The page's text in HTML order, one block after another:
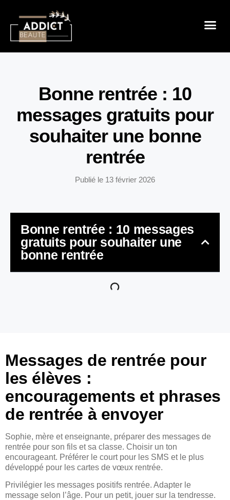
Bonne rentrée : 10
messages gratuits pour
souhaiter une bonne
rentrée
Publié le 13 février 2026
Bonne rentrée : 10 messages
gratuits pour souhaiter une
bonne rentrée
Messages de rentrée pour
les élèves :
encouragements et phrases
de rentrée à envoyer
Sophie, mère et enseignante, préparer des messages de
rentrée pour son fils et sa classe. Choisir un ton
encourageant. Préférer le court pour les SMS et le plus
développé pour les cartes de vœux rentrée.
Privilégier les messages positifs rentrée. Adapter le
message selon l’âge. Pour un petit, jouer sur la tendresse.